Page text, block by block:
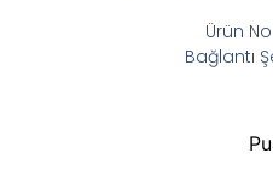
Ürün No
Bağlantı